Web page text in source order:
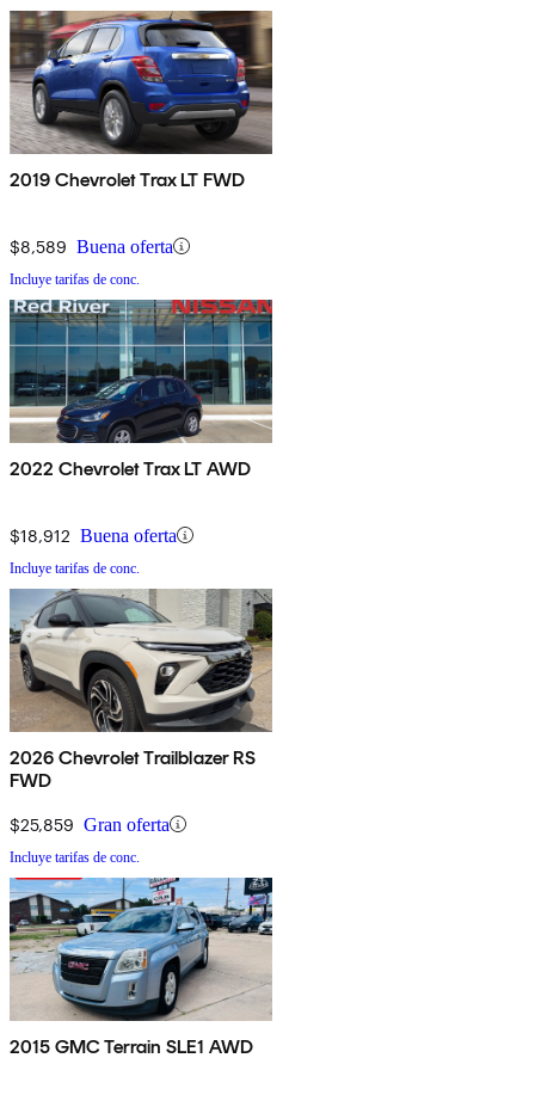
2019 Chevrolet Trax LT FWD
$8,589 Buena oferta
Incluye tarifas de conc.
2022 Chevrolet Trax LT AWD
$18,912 Buena oferta
Incluye tarifas de conc.
2026 Chevrolet Trailblazer RS
FWD
$25,859 Gran oferta
Incluye tarifas de conc.
2015 GMC Terrain SLE1 AWD